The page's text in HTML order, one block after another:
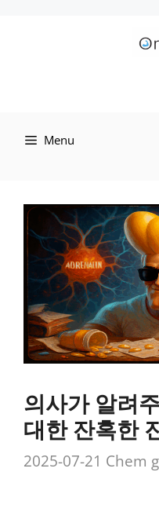
Menu
의사가 알려
대한 잔혹한
2025-07-21 Chem